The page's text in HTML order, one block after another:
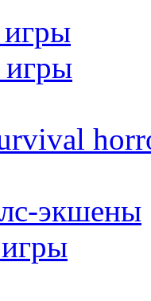
игры
экшены